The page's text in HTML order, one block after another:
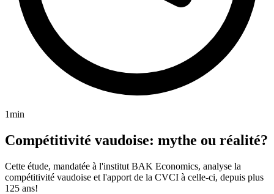
1min
Compétitivité vaudoise: mythe ou réalité?
Cette étude, mandatée à l'institut BAK Economics, analyse la
compétitivité vaudoise et l'apport de la CVCI à celle-ci, depuis plus
125 ans!